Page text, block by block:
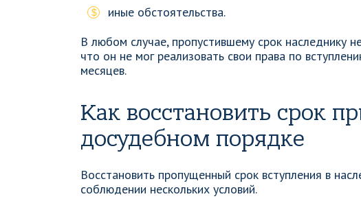
иные обстоятельства.
В любом случае, пропустившему срок наследнику
что он не мог реализовать свои права по
месяцев.
Как восстановить срок
досудебном порядке
Восстановить пропущенный срок вступления в
соблюдении нескольких условий.